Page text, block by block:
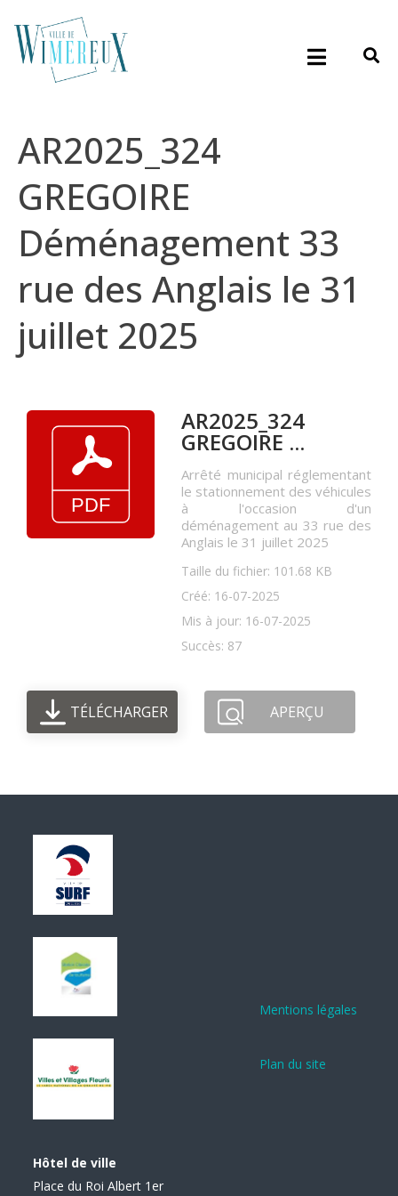
AR2025_324
GREGOIRE
Déménagement 33
rue des Anglais le 31
juillet 2025
AR2025_324
GREGOIRE ...
Arrêté municipal réglementant
le stationnement des véhicules
à l'occasion d'un
déménagement au 33 rue des
Anglais le 31 juillet 2025
Taille du fichier: 101.68 KB
Créé: 16-07-2025
Mis à jour: 16-07-2025
Succès: 87
TÉLÉCHARGER APERÇU
Hôtel de ville
Place du Roi Albert 1er
Mentions légales
Plan du site